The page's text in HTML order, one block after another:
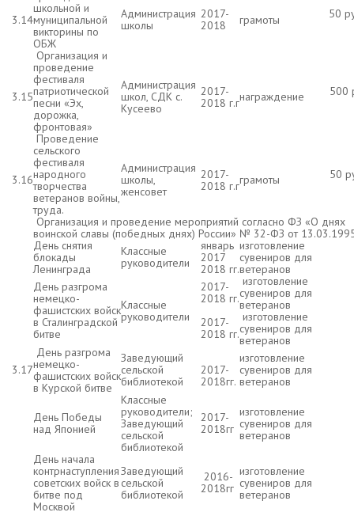
3.14
школьной и
муниципальной
викторины по
ОБЖ
Администрация
школы
2017-
2018
грамоты 50
3.15
Организация и
проведение
фестиваля
патриотической
песни «Эх,
дорожка,
фронтовая»
Администрация
школ, СДК с.
Кусеево
2017-
2018 г.гнаграждение 500
3.16
Проведение
сельского
фестиваля
народного
творчества
ветеранов войны,
труда.
Администрация
школы,
женсовет
2017-
2018 г.гграмоты 50
3.17
Организация и проведение мероприятий согласно ФЗ «О днях
воинской славы (победных днях) России» № 32-ФЗ от
День снятия
блокады
Ленинграда
Классные
руководители
январь
2017
2018 гг.
изготовление
сувениров для
ветеранов
День разгрома
немецко-
фашистских войск
в Сталинградской
битве
Классные
руководители
2017-
2018 гг.
изготовление
сувениров для
ветеранов
2017-
2018 гг.
изготовление
сувениров для
ветеранов
День разгрома
немецко-
фашистских войск
в Курской битве
Заведующий
сельской
библиотекой
2017-
2018гг.
изготовление
сувениров для
ветеранов
День Победы
над Японией
Классные
руководители;
Заведующий
сельской
библиотекой
2017-
2018гг
изготовление
сувениров для
ветеранов
День начала
контрнаступления
советских войск в
битве под
Москвой
Заведующий
сельской
библиотекой
2016-
2018гг
изготовление
сувениров для
ветеранов